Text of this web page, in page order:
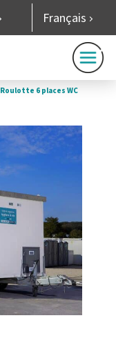
Français
Roulotte 6 places WC